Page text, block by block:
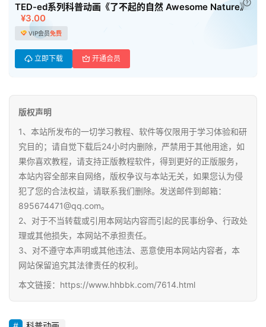
资
中
料
小
学
资
料
自
媒
体
资
源
资
TED-ed系列科普动画《了不起的自然 Awesome Nature》
¥3.00
VIP会员免费
立即下载 开通会员
版权声明
1、本站所发布的一切学习教程、软件等仅限用于学习体验和研
究目的；请自觉下载后24小时内删除，严禁用于其他用途，如
果你喜欢教程，请支持正版教程软件，得到更好的正版服务，
本站内容全部来自网络，版权争议与本站无关，如果您认为侵
犯了您的合法权益，请联系我们删除。发送邮件到邮箱：
895674471@qq.com。
2、对于不当转载或引用本网站内容而引起的民事纷争、行政处
理或其他损失，本网站不承担责任。
3、对不遵守本声明或其他违法、恶意使用本网站内容者，本
网站保留追究其法律责任的权利。
本文链接：https://www.hhbbk.com/7614.html